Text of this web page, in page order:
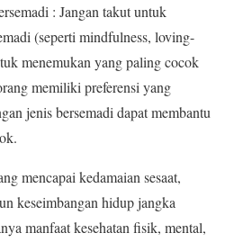
: Jangan takut untuk
(seperti mindfulness, loving-
menemukan yang paling cocok
memiliki preferensi yang
jenis bersemadi dapat membantu
mencapai kedamaian sesaat,
keseimbangan hidup jangka
manfaat kesehatan fisik, mental,